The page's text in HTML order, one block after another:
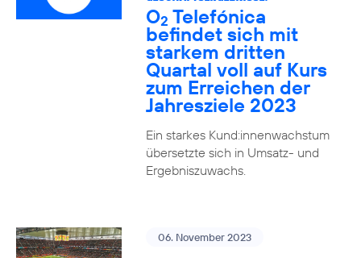
O2 Telefónica
befindet sich mit
starkem dritten
Quartal voll auf Kurs
zum Erreichen der
Jahresziele 2023
Ein starkes Kund:innenwachstum
übersetzte sich in Umsatz- und
Ergebniszuwachs.
06. November 2023